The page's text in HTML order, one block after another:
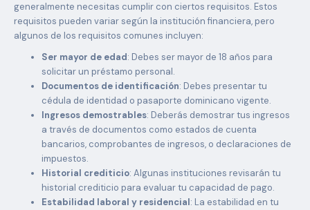
generalmente necesitas cumplir con ciertos requisitos. Estos
requisitos pueden variar según la institución financiera, pero
algunos de los requisitos comunes incluyen:
Ser mayor de edad: Debes ser mayor de 18 años para
solicitar un préstamo personal.
Documentos de identificación: Debes presentar tu
cédula de identidad o pasaporte dominicano vigente.
Ingresos demostrables: Deberás demostrar tus ingresos
a través de documentos como estados de cuenta
bancarios, comprobantes de ingresos, o declaraciones de
impuestos.
Historial crediticio: Algunas instituciones revisarán tu
historial crediticio para evaluar tu capacidad de pago.
Estabilidad laboral y residencial: La estabilidad en tu